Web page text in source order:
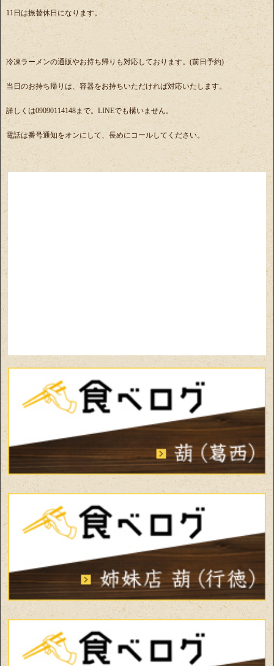
11日は振替休日になります。
冷凍ラーメンの通販やお持ち帰りも対応しております。(前日予約)
当日のお持ち帰りは、容器をお持ちいただければ対応いたします。
詳しくは09090114148まで。LINEでも構いません。
電話は番号通知をオンにして、長めにコールしてください。